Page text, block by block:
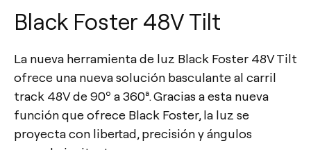
Black Foster 48V Tilt
La nueva herramienta de luz Black Foster 48V Tilt
ofrece una nueva solución basculante al carril
track 48V de 90º a 360ª. Gracias a esta nueva
función que ofrece Black Foster, la luz se
proyecta con libertad, precisión y ángulos